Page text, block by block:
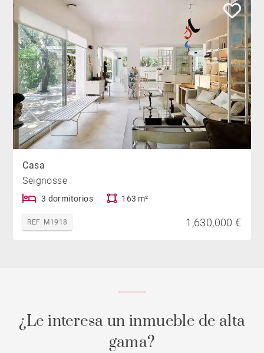
Casa
Seignosse
3 dormitorios 163 m²
REF. M1918 1,630,000 €
¿Le interesa un inmueble de alta
gama?